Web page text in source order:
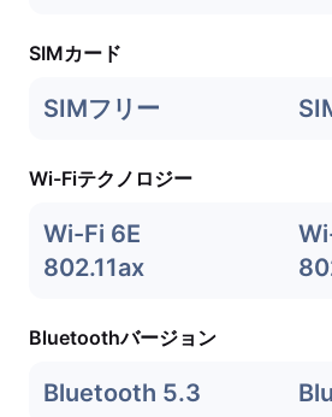
SIMカード
SIMフリー
Wi-Fiテクノロジー
Wi-Fi 6E
802.11ax
Bluetoothバージョン
Bluetooth 5.3